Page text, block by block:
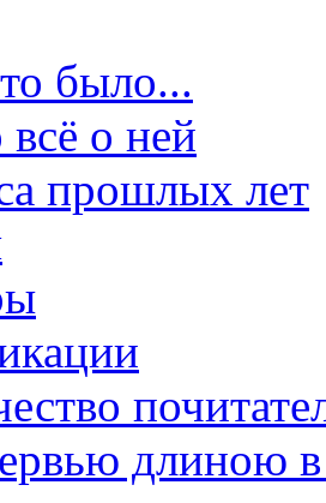
было...
о ней
прошлых лет
длиною